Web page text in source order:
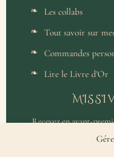
Les collabs
Tout savoir sur
Commandes
Lire le Livre d'Or
Recevez en avant-
et un accès